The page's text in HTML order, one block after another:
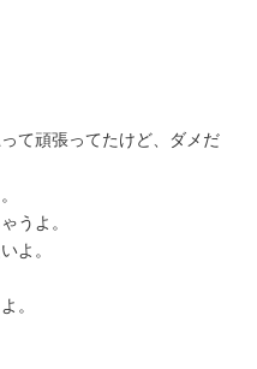
て頑張ってたけど、ダメだ
うよ。
よ。
。